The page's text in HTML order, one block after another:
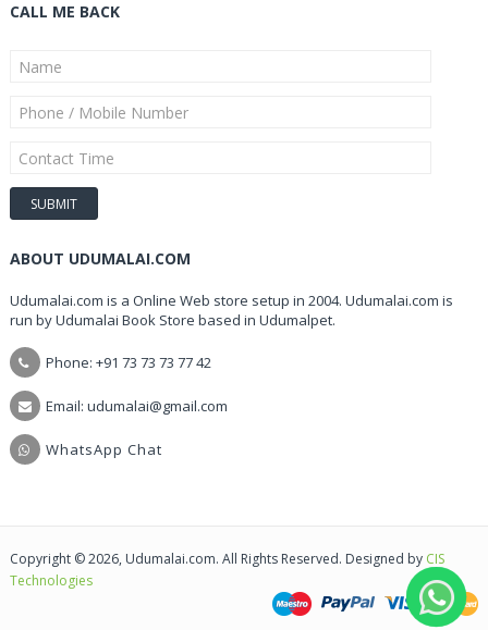
CALL ME BACK
ABOUT UDUMALAI.COM
Udumalai.com is a Online Web store setup in 2004. Udumalai.com is
run by Udumalai Book Store based in Udumalpet.
Phone: +91 73 73 73 77 42
Email: udumalai@gmail.com
WhatsApp Chat
Copyright © 2026, Udumalai.com. All Rights Reserved. Designed by CIS
Technologies